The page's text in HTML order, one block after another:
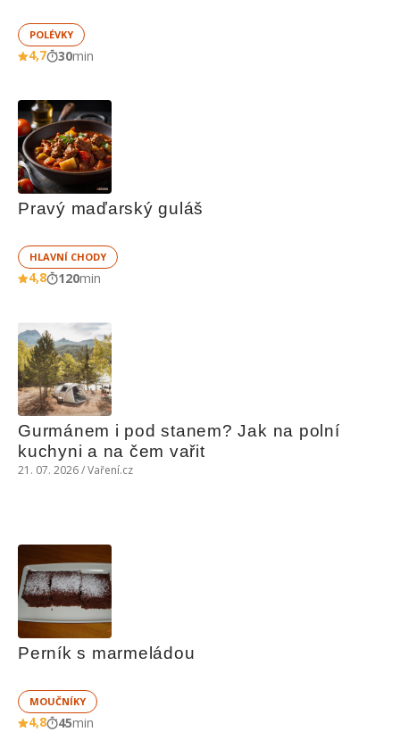
POLÉVKY
4,7 30min
Pravý maďarský guláš
HLAVNÍ CHODY
4,8 120min
Gurmánem i pod stanem? Jak na polní
kuchyni a na čem vařit
21. 07. 2026 / Vaření.cz
Perník s marmeládou
MOUČNÍKY
4,8 45min